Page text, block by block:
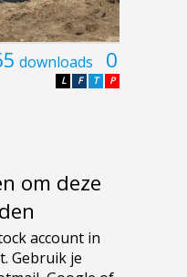
downloads 0
P
T
F
L
om deze